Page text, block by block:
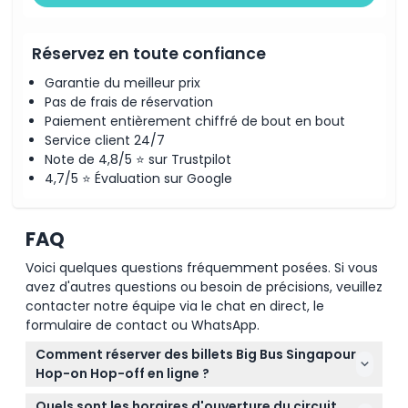
Réservez en toute confiance
Garantie du meilleur prix
Pas de frais de réservation
Paiement entièrement chiffré de bout en bout
Service client 24/7
Note de 4,8/5 ⭐ sur Trustpilot
4,7/5 ⭐ Évaluation sur Google
FAQ
Voici quelques questions fréquemment posées. Si vous
avez d'autres questions ou besoin de précisions, veuillez
contacter notre équipe via le chat en direct, le
formulaire de contact ou WhatsApp.
Comment réserver des billets Big Bus Singapour
Hop-on Hop-off en ligne ?
Vous pouvez facilement réserver vos billets en ligne